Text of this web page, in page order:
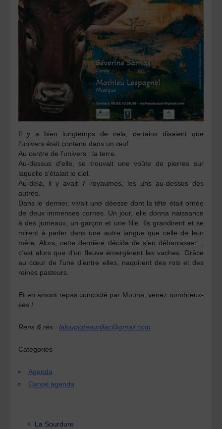
Il y a bien longtemps de cela, certains disaient que
l’univers était contenu dans un œuf.
Au centre de l’univers : la terre.
Au-dessus d’elle, se trouvait une voûte de pierres sur
laquelle s’étalait le ciel.
Au-delà, il y avait 7 royaumes, les uns au-dessus des
autres.
Dans le dernier, vivait une déesse dont la tête était ornée
de deux immenses cornes. Un jour, elle donna naissance
à des jumeaux, un garçon et une fille. Ils grandirent et se
mirent à parler dans une autre langue que celle de leur
mère. Alors, cette dernière décida de s’en débarrasser…
c’est alors que d’un fleuve émergèrent les vaches. Grâce
au cœur de l’une d’entre elles, naquirent des rois et des
reines pasteurs.
Et en amont repas concocté par Mouna, venez nombreux-
ses !
Rens & rés :laloupioteaurillac@gmail.com
Catégories
Agenda
Cantal agenda
La Sourdure